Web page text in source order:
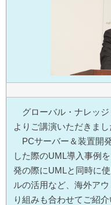
グローバル・ナレッ
よりご講演いただきまし
PCサーバー＆装置開
した際のUML導入事例
発の際にUMLと同時に
ルの活用など、海外ア
り組みも合わせてご紹介